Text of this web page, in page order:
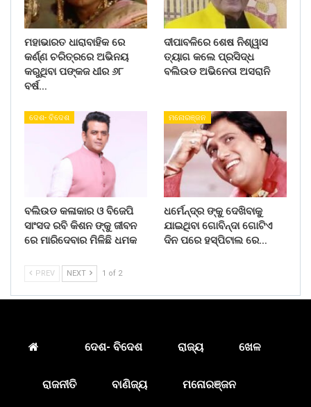
ମହାଭାରତ ଧାରାବାହିକ ରେ
କର୍ଣ୍ଣ ଚରିତ୍ରରେ ଅଭିନୟ
କରୁଥିବା ପଙ୍କଜ ଧୀର ୬୮
ବର୍ଷ…
ଦୀପାବଳିରେ ଶେଷ ନିଶ୍ୱାସ
ତ୍ୟାଗ କଲେ ପ୍ରସିଦ୍ଧ
ବଲିଉଡ ଅଭିନେତା ଅସରାନି
ଦେଶ- ବିଦେଶ
ବଲିଉଡ କଳାକାର ଓ ବିଜେପି
ସାଂସଦ ରବି କିଶନ ଙ୍କୁ ଜୀବନ
ରେ ମାରିଦେବାର ମିଳିଛି ଧମକ
ମନୋରଞ୍ଜନ
ଧର୍ମେନ୍ଦ୍ର ଙ୍କୁ ଦେଖିବାକୁ
ଯାଇଥିବା ଗୋବିନ୍ଦା ଗୋଟିଏ
ଦିନ ପରେ ହସ୍ପିଟାଲ ରେ…
PREV NEXT 1 of 2
ଦେଶ- ବିଦେଶ ରାଜ୍ୟ ଖେଳ
ରାଜନୀତି ବାଣିଜ୍ୟ ମନୋରଞ୍ଜନ